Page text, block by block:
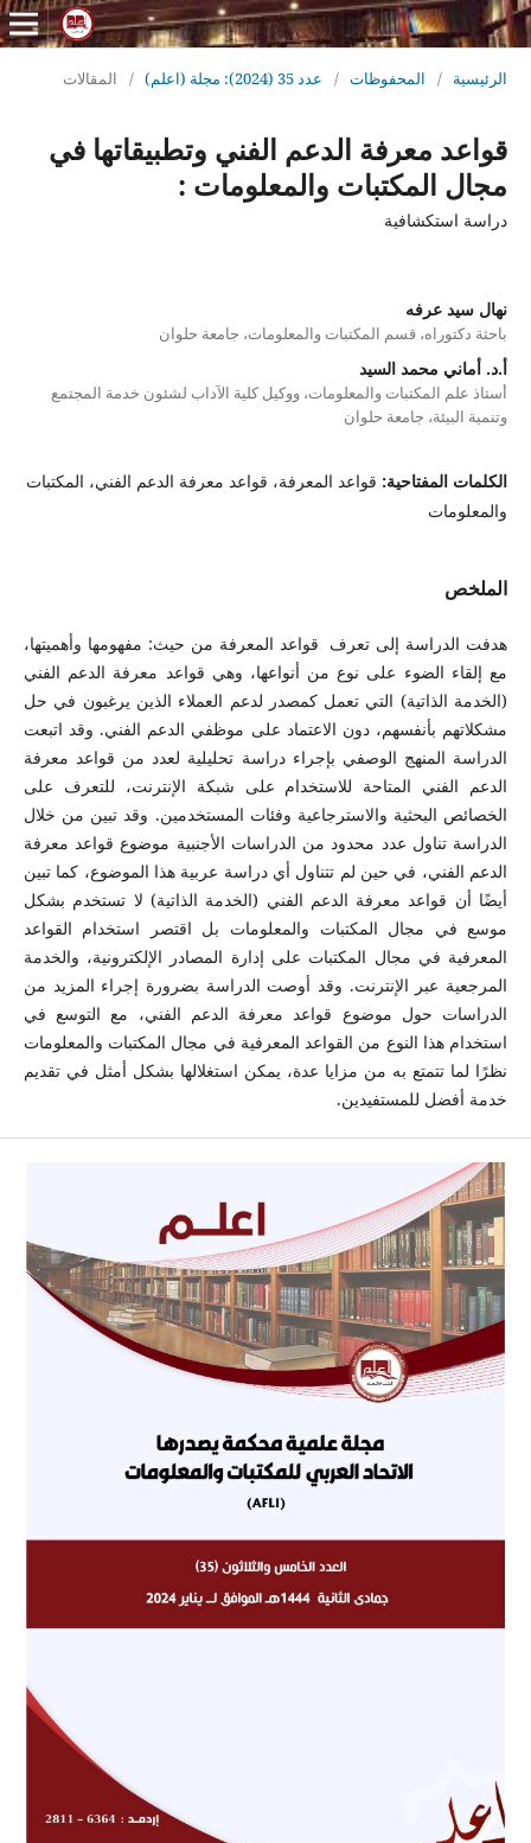
الرئيسية / المحفوظات / عدد 35 (2024): مجلة (اعلم) / المقالات
قواعد معرفة الدعم الفني وتطبيقاتها في
مجال المكتبات والمعلومات :
دراسة استكشافية
نهال سيد عرفه
باحثة دكتوراه، قسم المكتبات والمعلومات، جامعة حلوان
أ.د. أماني محمد السيد
أستاذ علم المكتبات والمعلومات، ووكيل كلية الآداب لشئون خدمة المجتمع
وتنمية البيئة، جامعة حلوان
الكلمات المفتاحية: قواعد المعرفة، قواعد معرفة الدعم الفني، المكتبات
والمعلومات
الملخص
هدفت الدراسة إلى تعرف قواعد المعرفة من حيث: مفهومها وأهميتها،
مع إلقاء الضوء على نوع من أنواعها، وهي قواعد معرفة الدعم الفني
(الخدمة الذاتية) التي تعمل كمصدر لدعم العملاء الذين يرغبون في حل
مشكلاتهم بأنفسهم، دون الاعتماد على موظفي الدعم الفني. وقد اتبعت
الدراسة المنهج الوصفي بإجراء دراسة تحليلية لعدد من قواعد معرفة
الدعم الفني المتاحة للاستخدام على شبكة الإنترنت، للتعرف على
الخصائص البحثية والاسترجاعية وفئات المستخدمين. وقد تبين من خلال
الدراسة تناول عدد محدود من الدراسات الأجنبية موضوع قواعد معرفة
الدعم الفني، في حين لم تتناول أي دراسة عربية هذا الموضوع، كما تبين
أيضًا أن قواعد معرفة الدعم الفني (الخدمة الذاتية) لا تستخدم بشكل
موسع في مجال المكتبات والمعلومات بل اقتصر استخدام القواعد
المعرفية في مجال المكتبات على إدارة المصادر الإلكترونية، والخدمة
المرجعية عبر الإنترنت. وقد أوصت الدراسة بضرورة إجراء المزيد من
الدراسات حول موضوع قواعد معرفة الدعم الفني، مع التوسع في
استخدام هذا النوع من القواعد المعرفية في مجال المكتبات والمعلومات
نظرًا لما تتمتع به من مزايا عدة، يمكن استغلالها بشكل أمثل في تقديم
خدمة أفضل للمستفيدين.